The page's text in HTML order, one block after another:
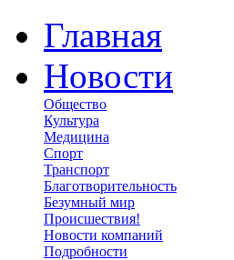
Главная
Новости
Общество
Культура
Медицина
Спорт
Транспорт
Благотворительность
Безумный мир
Происшествия!
Новости компаний
Подробности